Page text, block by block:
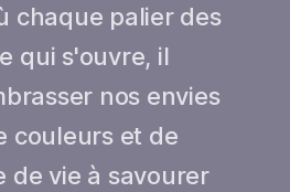
chaque palier des
qui s'ouvre, il
nos envies
couleurs et de
de vie à savourer